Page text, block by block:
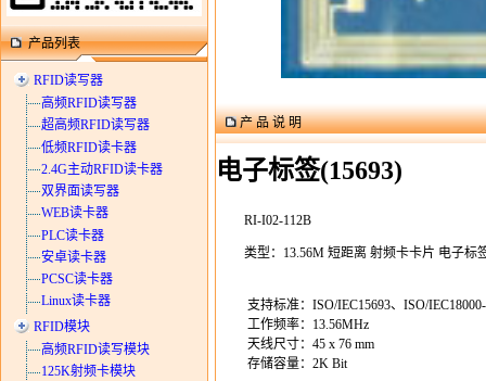
产品列表
RFID读写器
高频RFID读写器
超高频RFID读写器
低频RFID读卡器
2.4G主动RFID读卡器
双界面读写器
WEB读卡器
PLC读卡器
安卓读卡器
PCSC读卡器
Linux读卡器
RFID模块
高频RFID读写模块
125K射频卡模块
产 品 说 明
电子标签(15693)
RI-I02-112B
类型：13.56M 短距离 射频卡卡片 电子标
支持标准：ISO/IEC15693、ISO/
工作频率：13.56MHz
天线尺寸：45 x 76 mm
存储容量：2K Bit